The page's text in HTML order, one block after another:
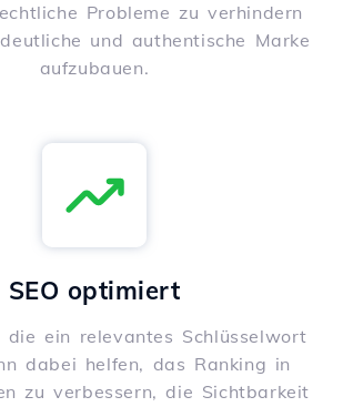
Probleme zu verhindern
und authentische Marke
aufzubauen.
SEO optimiert
die ein relevantes Schlüsselwort
dabei helfen, das Ranking in
zu verbessern, die Sichtbarkeit